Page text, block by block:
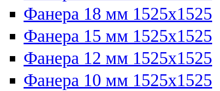
Фанера 18 мм 1525х1525
Фанера 15 мм 1525х1525
Фанера 12 мм 1525х1525
Фанера 10 мм 1525х1525